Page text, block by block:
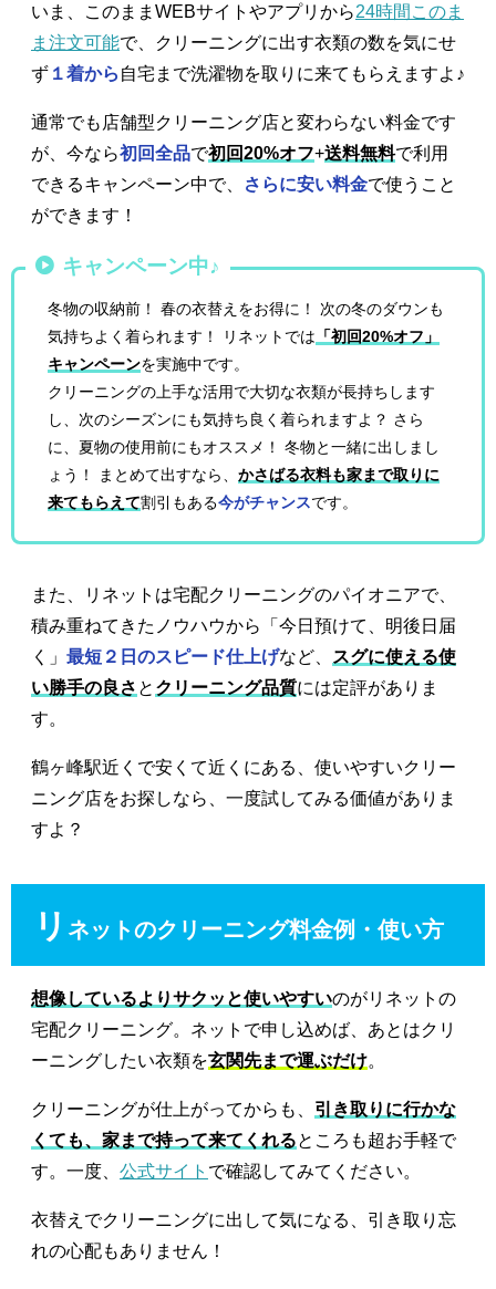
いま、このままWEBサイトやアプリから24時間このま
ま注文可能で、クリーニングに出す衣類の数を気にせ
ず １着から 自宅まで洗濯物を取りに来てもらえますよ♪
通常でも店舗型クリーニング店と変わらない料金です
が、今なら初回全品で初回20%オフ+送料無料で利用
できるキャンペーン中で、
さらに安い料金で使うこと
ができます！
キャンペーン中♪
冬物の収納前！ 春の衣替えをお得に！ 次の冬のダウンも
気持ちよく着られます！ リネットでは 「初回20%オフ」
キャンペーンを実施中です。
クリーニングの上手な活用で大切な衣類が長持ちします
し、次のシーズンにも気持ち良く着られますよ？ さら
に、夏物の使用前にもオススメ！ 冬物と一緒に出しまし
ょう！ まとめて出すなら、かさばる衣料も家まで取りに
来てもらえて割引もある今がチャンスです。
また、リネットは宅配クリーニングのパイオニアで、
積み重ねてきたノウハウから「今日預けて、明後日届
く」 最短２日のスピード仕上げなど、
スグに使える使
い勝手の良さ と クリーニング品質には定評がありま
す。
鶴ヶ峰駅近くで安くて近くにある、使いやすいクリー
ニング店をお探しなら、一度試してみる価値がありま
すよ？
リ ネットのクリーニング料金例・使い方
想像しているよりサクッと使いやすいのがリネットの
宅配クリーニング。ネットで申し込めば、あとはクリ
ーニングしたい衣類を玄関先まで運ぶだけ。
クリーニングが仕上がってからも、 引き取りに行かな
くても、家まで持って来てくれるところも超お手軽で
す。一度、 公式サイト で確認してみてください。
衣替えでクリーニングに出して気になる、引き取り忘
れの心配もありません！